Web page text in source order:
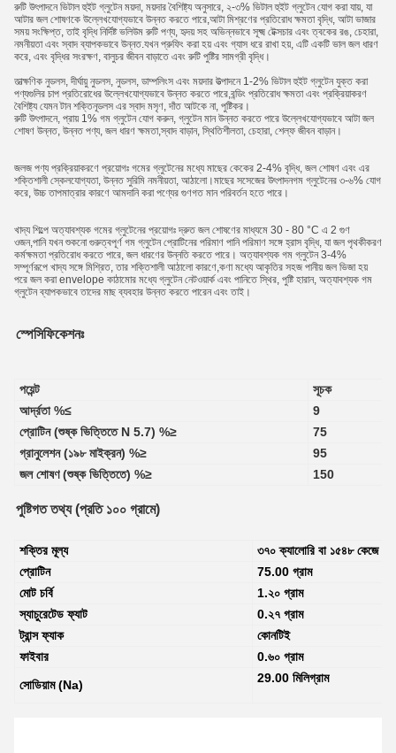
রুটি উৎপাদনে ভিটাল হুইট গ্লুটেন ময়দা, ময়দার বৈশিষ্ট্য অনুসারে, ২-৩% ভিটাল হুইট গ্লুটেন যোগ করা যায়, যা
আটার জল শোষণকে উল্লেখযোগ্যভাবে উন্নত করতে পারে,আটা মিশ্রণের প্রতিরোধ ক্ষমতা বৃদ্ধি, আটা ভাজার
সময় সংক্ষিপ্ত, তাই বৃদ্ধি নির্দিষ্ট ভলিউম রুটি পণ্য, হৃদয় সহ অভিন্নভাবে সূক্ষ্ম টেক্সচার এবং ত্বকের রঙ, চেহারা,
নমনীয়তা এবং স্বাদ ব্যাপকভাবে উন্নত.যখন প্রুফিং করা হয় এবং গ্যাস ধরে রাখা হয়, এটি একটি ভাল জল ধারণ
করে, এবং বৃদ্ধির সংরক্ষণ, বালুচর জীবন বাড়াতে এবং রুটি পুষ্টির সামগ্রী বৃদ্ধি।
তাত্ক্ষণিক নুডলস, দীর্ঘায়ু নুডলস, নুডলস, ডাম্পলিংস এবং ময়দার উত্পাদনে 1-2% ভিটাল হুইট গ্লুটেন যুক্ত করা
পণ্যগুলির চাপ প্রতিরোধের উল্লেখযোগ্যভাবে উন্নত করতে পারে,বন্ডিং প্রতিরোধ ক্ষমতা এবং প্রক্রিয়াকরণ
বৈশিষ্ট্য যেমন টান শক্তিনূডলস এর স্বাদ মসৃণ, দাঁত আটকে না, পুষ্টিকর।
রুটি উৎপাদনে, প্রায় 1% গম গ্লুটেন যোগ করুন, গ্লুটেন মান উন্নত করতে পারে উল্লেখযোগ্যভাবে আটা জল
শোষণ উন্নত, উন্নত পণ্য, জল ধারণ ক্ষমতা,স্বাদ বাড়ান, স্থিতিশীলতা, চেহারা, শেল্ফ জীবন বাড়ান।
জলজ পণ্য প্রক্রিয়াকরণে প্রয়োগঃ গমের গ্লুটেনের মধ্যে মাছের কেকের 2-4% বৃদ্ধি, জল শোষণ এবং এর
শক্তিশালী স্কেলযোগ্যতা, উন্নত সুরিমি নমনীয়তা, আঠালো।মাছের সসেজের উৎপাদনগম গ্লুটেনের ৩-৬% যোগ
করে, উচ্চ তাপমাত্রার কারণে আমদানি করা পণ্যের গুণগত মান পরিবর্তন হতে পারে।
খাদ্য শিল্পে অত্যাবশ্যক গমের গ্লুটেনের প্রয়োগঃ দ্রুত জল শোষণের মাধ্যমে 30 - 80 °C এ 2 গুণ
ওজন,পানি যখন শুকনো গুরুত্বপূর্ণ গম গ্লুটেন প্রোটিনের পরিমাণ পানি পরিমাণ সঙ্গে হ্রাস বৃদ্ধি, যা জল পৃথকীকরণ
কর্মক্ষমতা প্রতিরোধ করতে পারে, জল ধারণের উন্নতি করতে পারে। অত্যাবশ্যক গম গ্লুটেন 3-4%
সম্পূর্ণরূপে খাদ্য সঙ্গে মিশ্রিত, তার শক্তিশালী আঠালো কারণে,কণা মধ্যে আকৃতির সহজ পানীয় জল ভিজা হয়
পরে জল করা envelope কাঠামোর মধ্যে গ্লুটেন নেটওয়ার্ক এবং পানিতে স্থির, পুষ্টি হারান, অত্যাবশ্যক গম
গ্লুটেন ব্যাপকভাবে তাদের মাছ ব্যবহার উন্নত করতে পারেন এবং তাই।
স্পেসিফিকেশনঃ
পয়েন্ট
সূচক
আর্দ্রতা %≤
9
প্রোটিন (শুষ্ক ভিত্তিতে N 5.7) %≥
75
গ্রানুলেশন (১৯৮ মাইক্রন) %≥
95
জল শোষণ (শুষ্ক ভিত্তিতে) %≥
150
পুষ্টিগত তথ্য (প্রতি ১০০ গ্রামে)
শক্তির মূল্য
৩৭০ ক্যালোরি বা ১৫৪৮ কেজে
প্রোটিন
75.00 গ্রাম
মোট চর্বি
1.২০ গ্রাম
স্যাচুরেটেড ফ্যাট
0.২৭ গ্রাম
ট্রান্স ফ্যাক
কোনটিই
ফাইবার
0.৬০ গ্রাম
সোডিয়াম (Na)
29.00 মিলিগ্রাম